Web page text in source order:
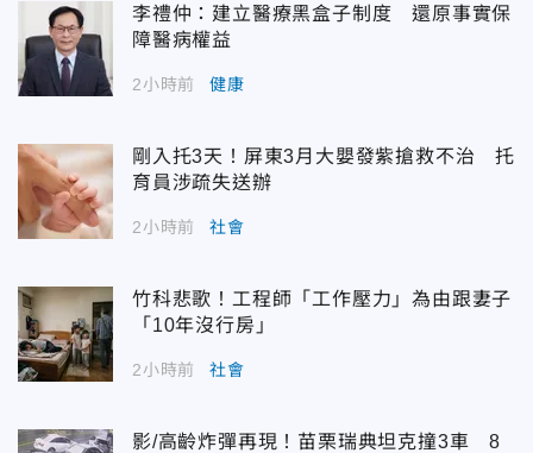
李禮仲：建立醫療黑盒子制度 還原事實保
障醫病權益
2小時前 健康
剛入托3天！屏東3月大嬰發紫搶救不治 托
育員涉疏失送辦
2小時前 社會
竹科悲歌！工程師「工作壓力」為由跟妻子
「10年沒行房」
2小時前 社會
影/高齡炸彈再現！苗栗瑞典坦克撞3車 8